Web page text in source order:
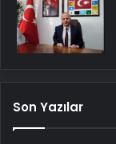
Son Yazılar